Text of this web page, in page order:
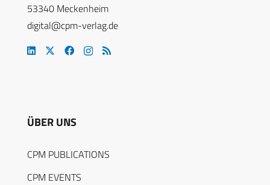
53340 Meckenheim
digital@cpm-verlag.de
ÜBER UNS
CPM PUBLICATIONS
CPM EVENTS